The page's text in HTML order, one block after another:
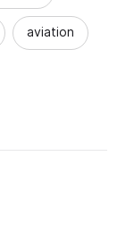
aviation